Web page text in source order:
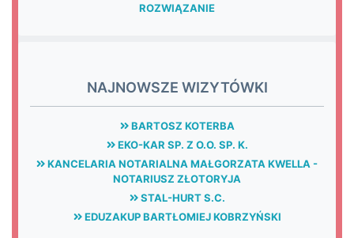
ROZWIĄZANIE
NAJNOWSZE WIZYTÓWKI
BARTOSZ KOTERBA
EKO-KAR SP. Z O.O. SP. K.
KANCELARIA NOTARIALNA MAŁGORZATA KWELLA -
NOTARIUSZ ZŁOTORYJA
STAL-HURT S.C.
EDUZAKUP BARTŁOMIEJ KOBRZYŃSKI